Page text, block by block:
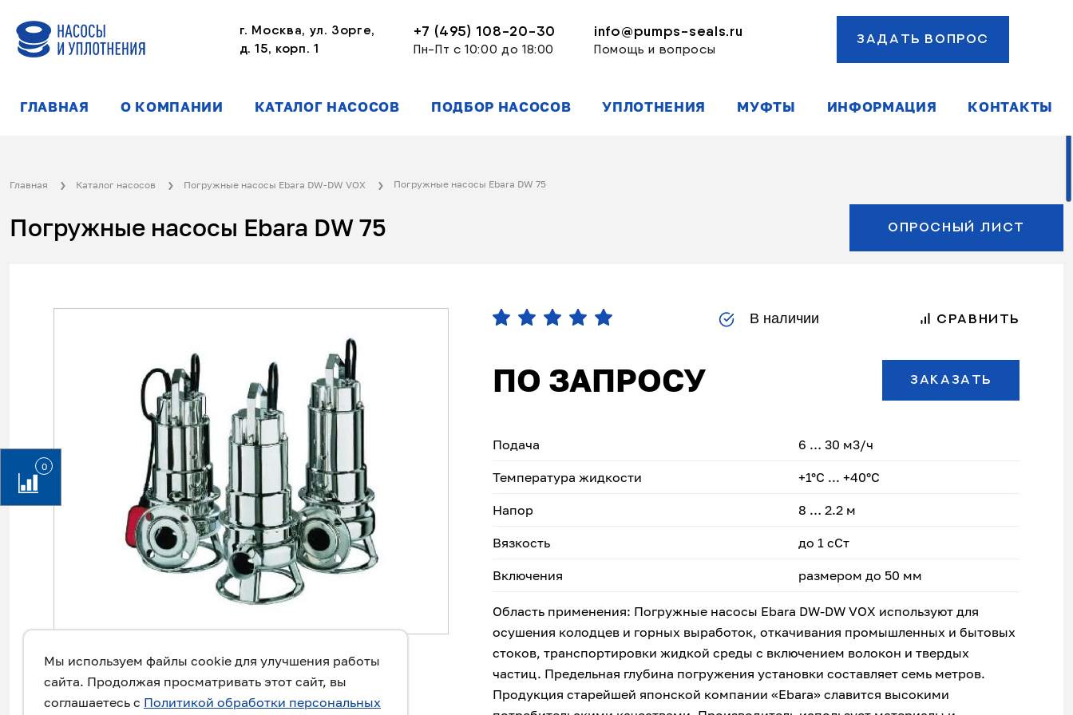
Мы используем файлы cookie для улучшения работы
сайта. Продолжая просматривать этот сайт, вы
соглашаетесь с Политикой обработки персональных
0
г. Москва, ул. Зорге,
д. 15, корп. 1
+7 (495) 108-20-30
Пн-Пт с 10:00 до 18:00
info@pumps-seals.ru
Помощь и вопросы
ЗАДАТЬ ВОПРОС
ГЛАВНАЯ О КОМПАНИИ КАТАЛОГ НАСОСОВ ПОДБОР НАСОСОВ УПЛОТНЕНИЯ МУФТЫ ИНФОРМАЦИЯ КОНТАКТЫ
Главная Каталог насосов Погружные насосы Ebara DW-DW VOX Погружные насосы Ebara DW 75
Погружные насосы Ebara DW 75 ОПРОСНЫЙ ЛИСТ
В наличии СРАВНИТЬ
ПО ЗАПРОСУ ЗАКАЗАТЬ
Подача 6 … 30 м3/ч
Температура жидкости +1°С ... +40°С
Напор 8 … 2.2 м
Вязкость до 1 сСт
Включения размером до 50 мм
Область применения: Погружные насосы Ebara DW-DW VOX используют для
осушения колодцев и горных выработок, откачивания промышленных и бытовых
стоков, транспортировки жидкой среды с включением волокон и твердых
частиц. Предельная глубина погружения установки составляет семь метров.
Продукция старейшей японской компании «Ebara» славится высокими